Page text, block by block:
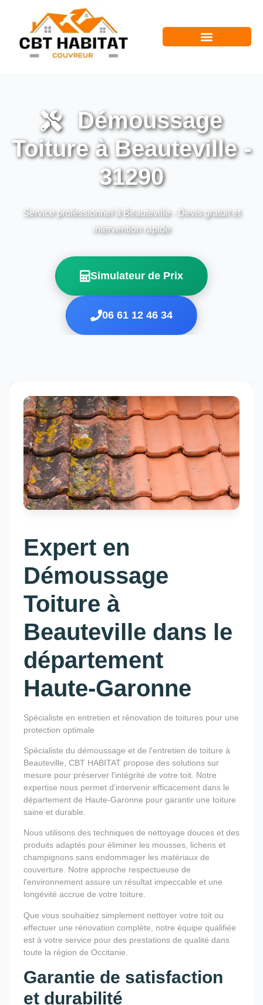
Démoussage
Toiture à Beauteville -
31290
Service professionnel à Beauteville - Devis gratuit et
intervention rapide
Simulateur de Prix
06 61 12 46 34
Expert en
Démoussage
Toiture à
Beauteville dans le
département
Haute-Garonne
Spécialiste en entretien et rénovation de toitures pour une
protection optimale
Spécialiste du démoussage et de l'entretien de toiture à
Beauteville, CBT HABITAT propose des solutions sur
mesure pour préserver l'intégrité de votre toit. Notre
expertise nous permet d'intervenir efficacement dans le
département de Haute-Garonne pour garantir une toiture
saine et durable.
Nous utilisons des techniques de nettoyage douces et des
produits adaptés pour éliminer les mousses, lichens et
champignons sans endommager les matériaux de
couverture. Notre approche respectueuse de
l'environnement assure un résultat impeccable et une
longévité accrue de votre toiture.
Que vous souhaitiez simplement nettoyer votre toit ou
effectuer une rénovation complète, notre équipe qualifiée
est à votre service pour des prestations de qualité dans
toute la région de Occitanie.
Garantie de satisfaction
et durabilité